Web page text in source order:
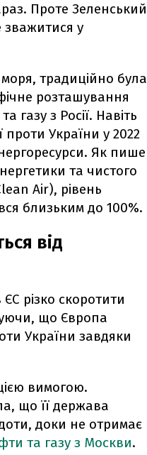
Проте Зеленський
у
традиційно була
розташування
газу з Росії. Навіть
проти України у 2022
Як пише
та чистого
Air), рівень
близьким до 100%.
від
різко скоротити
що Європа
України завдяки
вимогою.
що її держава
доки не отримає
та газу з Москви.